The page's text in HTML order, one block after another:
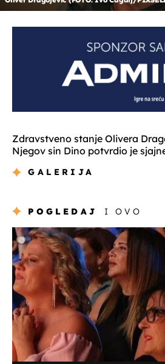
Zdravstveno stanje Olivera
Njegov sin Dino potvrdio je
GALERIJA
POGLEDAJ I OVO